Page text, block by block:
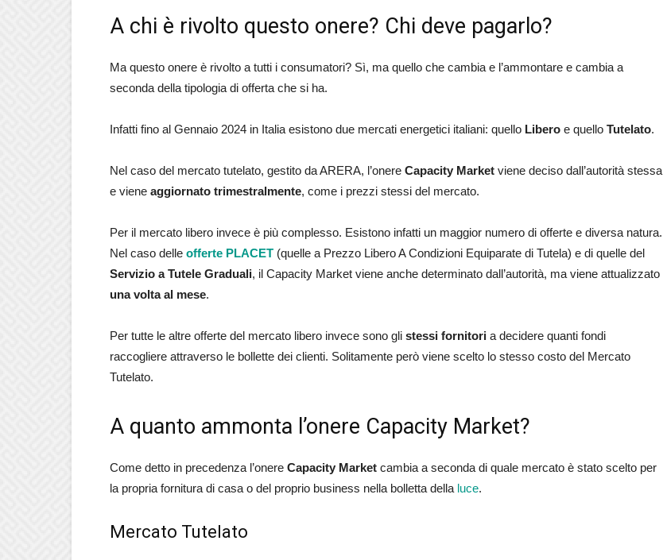
A chi è rivolto questo onere? Chi deve pagarlo?
Ma questo onere è rivolto a tutti i consumatori? Sì, ma quello che cambia e l’ammontare e cambia a
seconda della tipologia di offerta che si ha.
Infatti fino al Gennaio 2024 in Italia esistono due mercati energetici italiani: quello Libero e quello Tutelato.
Nel caso del mercato tutelato, gestito da ARERA, l’onere Capacity Market viene deciso dall’autorità stessa
e viene aggiornato trimestralmente, come i prezzi stessi del mercato.
Per il mercato libero invece è più complesso. Esistono infatti un maggior numero di offerte e diversa natura.
Nel caso delle offerte PLACET (quelle a Prezzo Libero A Condizioni Equiparate di Tutela) e di quelle del
Servizio a Tutele Graduali, il Capacity Market viene anche determinato dall’autorità, ma viene attualizzato
una volta al mese.
Per tutte le altre offerte del mercato libero invece sono gli stessi fornitori a decidere quanti fondi
raccogliere attraverso le bollette dei clienti. Solitamente però viene scelto lo stesso costo del Mercato
Tutelato.
A quanto ammonta l’onere Capacity Market?
Come detto in precedenza l’onere Capacity Market cambia a seconda di quale mercato è stato scelto per
la propria fornitura di casa o del proprio business nella bolletta della luce.
Mercato Tutelato